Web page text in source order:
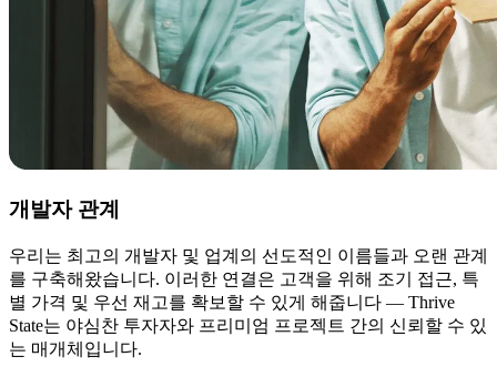
개발자 관계
우리는 최고의 개발자 및 업계의 선도적인 이름들과 오랜 관계
를 구축해왔습니다. 이러한 연결은 고객을 위해 조기 접근, 특
별 가격 및 우선 재고를 확보할 수 있게 해줍니다 — Thrive
State는 야심찬 투자자와 프리미엄 프로젝트 간의 신뢰할 수 있
는 매개체입니다.